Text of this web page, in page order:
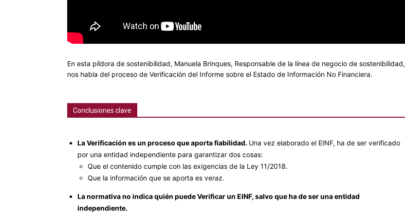
En esta píldora de sostenibilidad, Manuela Brinques, Responsable de la línea de negocio de sostenibilidad,
nos habla del proceso de Verificación del Informe sobre el Estado de Información No Financiera.
Conclusiones clave
La Verificación es un proceso que aporta fiabilidad. Una vez elaborado el EINF, ha de ser verificado
por una entidad independiente para garantizar dos cosas:
Que el contenido cumple con las exigencias de la Ley 11/2018.
Que la información que se aporta es veraz.
La normativa no indica quién puede Verificar un EINF, salvo que ha de ser una entidad
independiente.